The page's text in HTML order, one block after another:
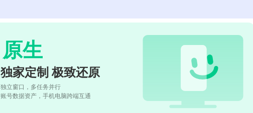
原生
独家定制 极致还原
独立窗口，多任务并行
账号数据资产，手机电脑跨端互通